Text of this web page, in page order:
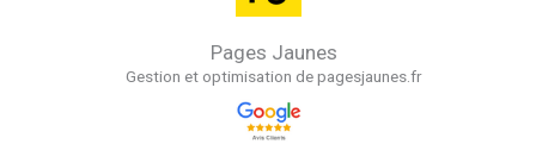
Pages Jaunes
Gestion et optimisation de pagesjaunes.fr